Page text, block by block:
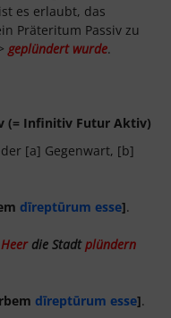
es erlaubt, das
Präteritum Passiv zu
geplündert wurde.
(= Infinitiv Futur Aktiv)
[a] Gegenwart, [b]
dīreptūrum esse].
die Stadtplündern
dīreptūrum esse].